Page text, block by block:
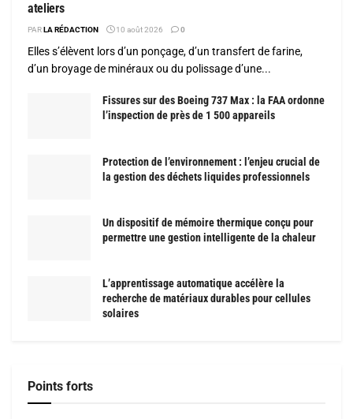
ateliers
PAR LA RÉDACTION 10 août 2026 0
Elles s’élèvent lors d’un ponçage, d’un transfert de farine,
d’un broyage de minéraux ou du polissage d’une...
Fissures sur des Boeing 737 Max : la FAA ordonne
l’inspection de près de 1 500 appareils
Protection de l’environnement : l’enjeu crucial de
la gestion des déchets liquides professionnels
Un dispositif de mémoire thermique conçu pour
permettre une gestion intelligente de la chaleur
L’apprentissage automatique accélère la
recherche de matériaux durables pour cellules
solaires
Points forts